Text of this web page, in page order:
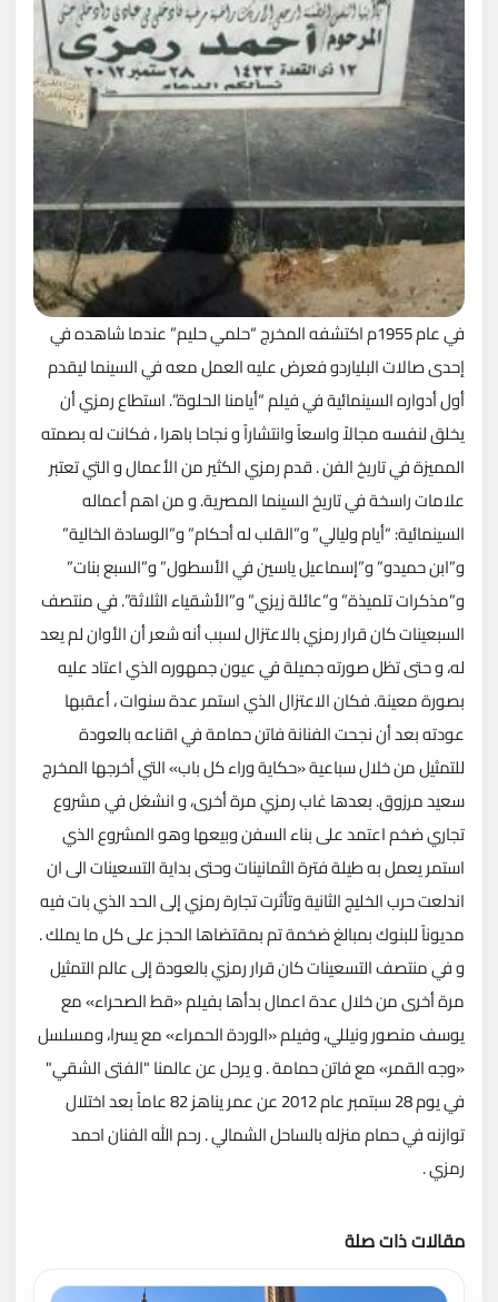
في عام 1955م اكتشفه المخرج “حلمي حليم” عندما شاهده في
إحدى صالات البلياردو فعرض عليه العمل معه في السينما ليقدم
أول أدواره السينمائية في فيلم “أيامنا الحلوة”. استطاع رمزي أن
يخلق لنفسه مجالاً واسعاً وانتشاراً و نجاحا باهرا ، فكانت له بصمته
المميزة في تاريخ الفن . قدم رمزي الكثير من الأعمال و التي تعتبر
علامات راسخة في تاريخ السينما المصرية. و من اهم أعماله
السينمائية: “أيام وليالي” و”القلب له أحكام” و”الوسادة الخالية”
و”ابن حميدو” و”إسماعيل ياسين في الأسطول” و”السبع بنات”
و”مذكرات تلميذة” و”عائلة زيزي” و”الأشقياء الثلاثة”. في منتصف
السبعينات كان قرار رمزي بالاعتزال لسبب أنه شعر أن الأوان لم يعد
له، و حتى تظل صورته جميلة في عيون جمهوره الذي اعتاد عليه
بصورة معينة. فكان الاعتزال الذي استمر عدة سنوات ، أعقبها
عودته بعد أن نجحت الفنانة فاتن حمامة في اقناعه بالعودة
للتمثيل من خلال سباعية «حكاية وراء كل باب» التي أخرجها المخرج
سعيد مرزوق. بعدها غاب رمزي مرة أخرى، و انشغل في مشروع
تجاري ضخم اعتمد على بناء السفن وبيعها وهو المشروع الذي
استمر يعمل به طيلة فترة الثمانينات وحتى بداية التسعينات الى ان
اندلعت حرب الخليج الثانية وتأثرت تجارة رمزي إلى الحد الذي بات فيه
مديوناً للبنوك بمبالغ ضخمة تم بمقتضاها الحجز على كل ما يملك .
و في منتصف التسعينات كان قرار رمزي بالعودة إلى عالم التمثيل
مرة أخرى من خلال عدة اعمال بدأها بفيلم «قط الصحراء» مع
يوسف منصور ونيللي، وفيلم «الوردة الحمراء» مع يسرا، ومسلسل
«وجه القمر» مع فاتن حمامة . و يرحل عن عالمنا "الفتى الشقي"
في يوم 28 سبتمبر عام 2012 عن عمر يناهز 82 عاماً بعد اختلال
توازنه في حمام منزله بالساحل الشمالي . رحم الله الفنان احمد
رمزي .
مقالات ذات صلة